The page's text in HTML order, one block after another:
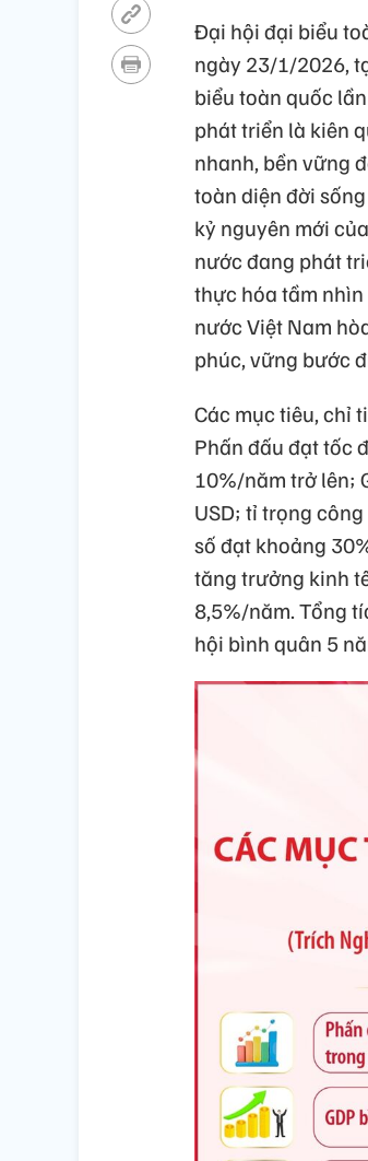
Đại hội đại biểu
ngày 23/1/2026,
biểu toàn quốc
phát triển là kiên
nhanh, bền vững
toàn diện đời
kỷ nguyên mới
nước đang phát
thực hóa tầm
nước Việt Nam
phúc, vững bước
Các mục tiêu, chỉ
Phấn đấu đạt tốc
10%/năm trở lên;
USD; tỉ trọng
số đạt khoảng
tăng trưởng kinh
8,5%/năm. Tổng
hội bình quân 5